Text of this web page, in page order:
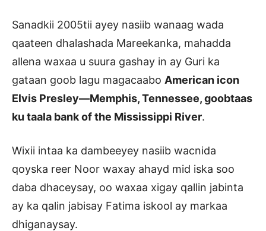
Sanadkii 2005tii ayey nasiib wanaag wada
qaateen dhalashada Mareekanka, mahadda
allena waxaa u suura gashay in ay Guri ka
gataan goob lagu magacaabo American icon
Elvis Presley—Memphis, Tennessee, goobtaas
ku taala bank of the Mississippi River.
Wixii intaa ka dambeeyey nasiib wacnida
qoyska reer Noor waxay ahayd mid iska soo
daba dhaceysay, oo waxaa xigay qallin jabinta
ay ka qalin jabisay Fatima iskool ay markaa
dhiganaysay.